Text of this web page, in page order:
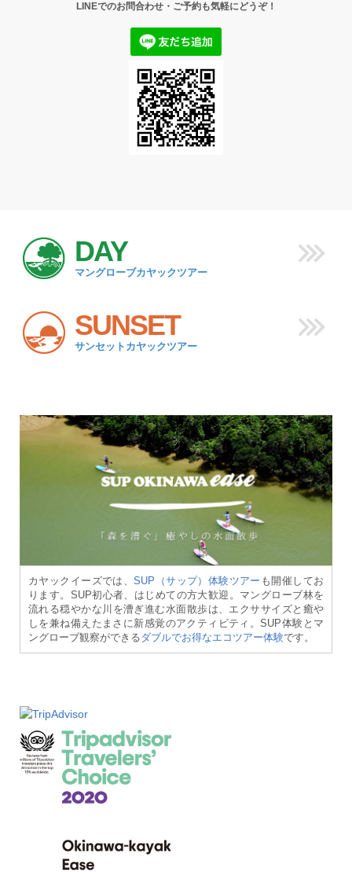
LINEでのお問合わせ・ご予約も気軽にどうぞ！
DAY
マングローブカヤックツアー
SUNSET
サンセットカヤックツアー
カヤックイーズでは、SUP（サップ）体験ツアー も開催してお
ります。SUP初心者、はじめての方大歓迎。マングローブ林を
流れる穏やかな川を漕ぎ進む水面散歩は、エクササイズと癒や
しを兼ね備えたまさに新感覚のアクティビティ。SUP体験とマ
ングローブ観察ができるダブルでお得なエコツアー体験です。